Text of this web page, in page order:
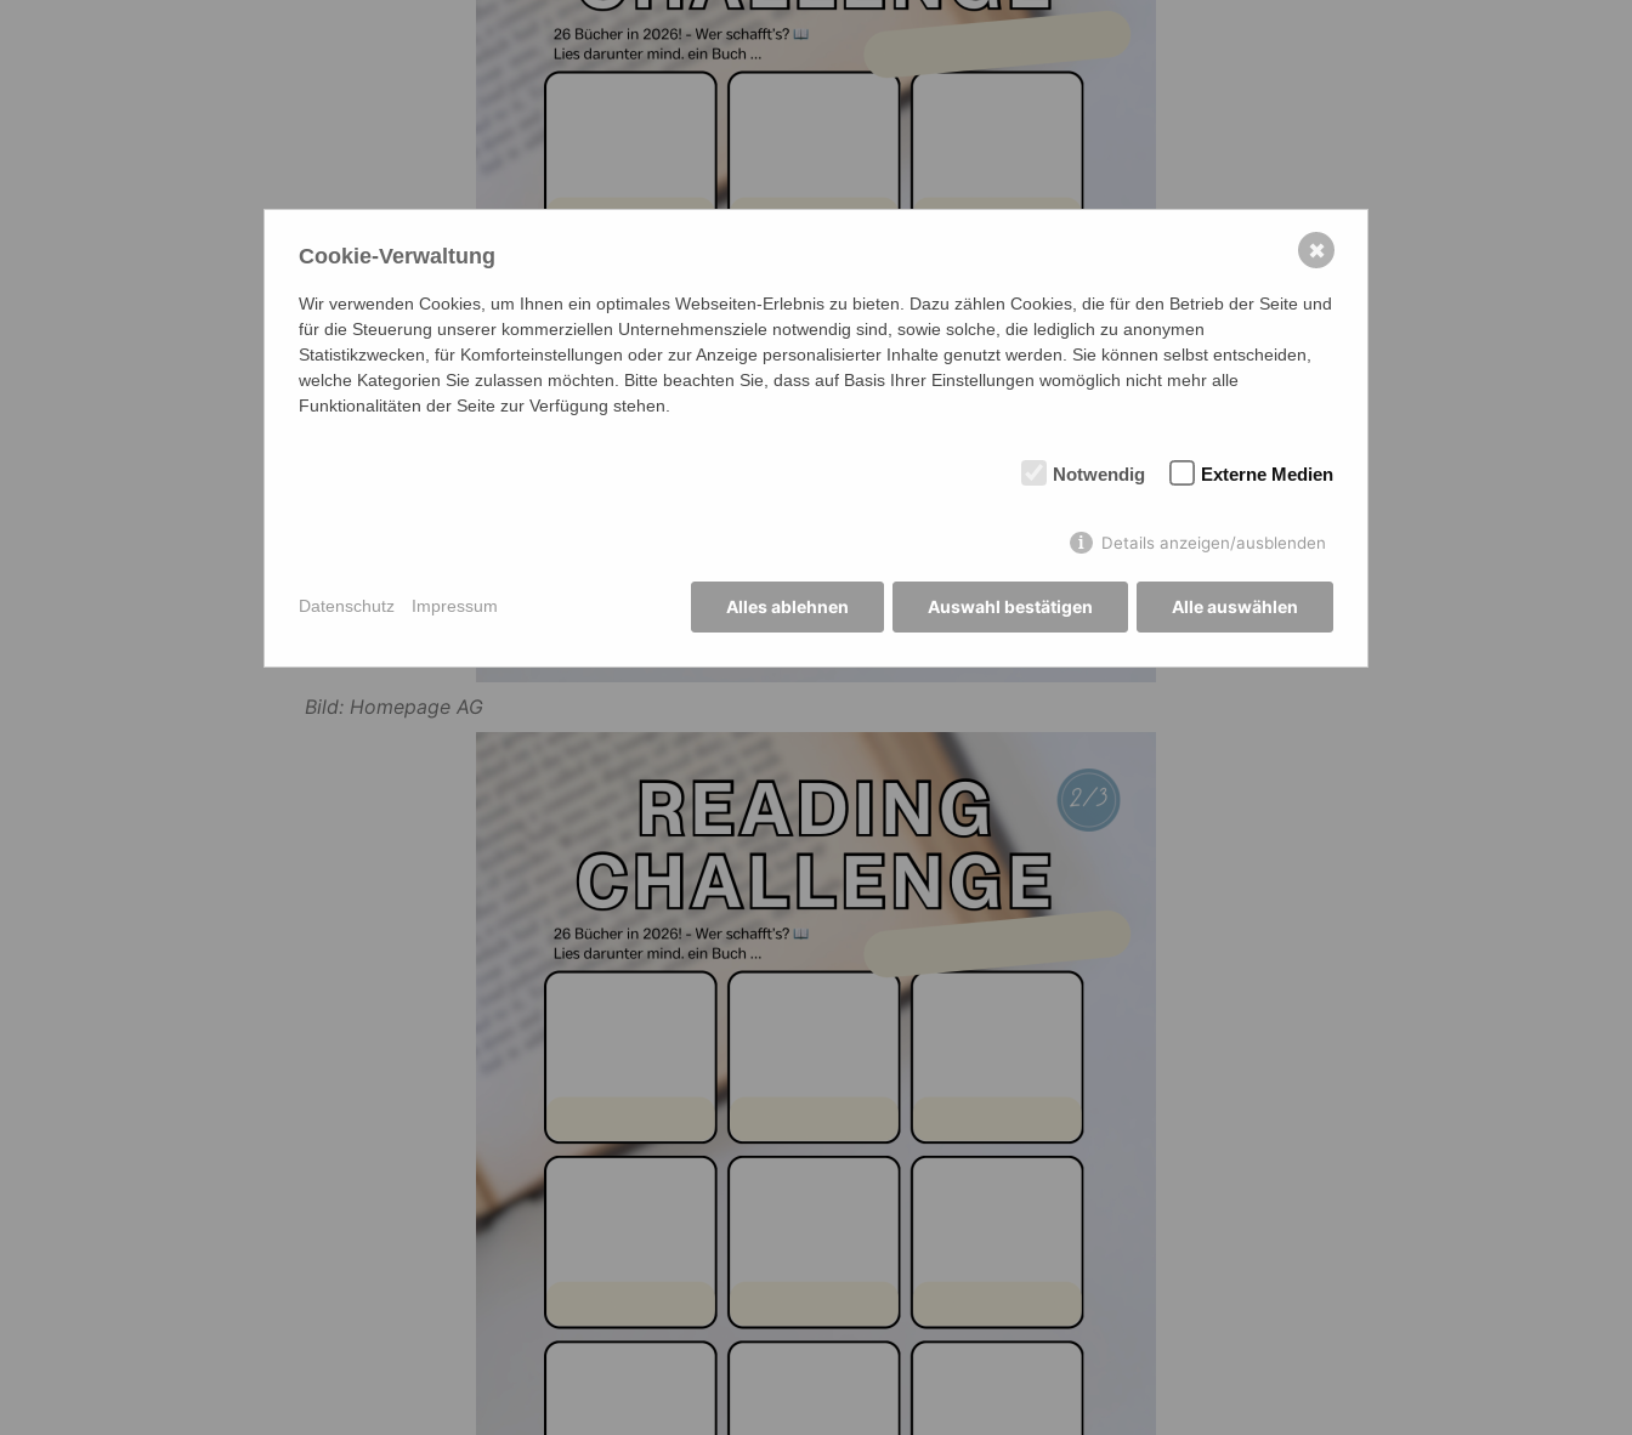
Bild: Homepage AG
Cookie-Verwaltung
Wir verwenden Cookies, um Ihnen ein optimales Webseiten-Erlebnis zu bieten. Dazu zählen Cookies, die für den Betrieb der Seite und
für die Steuerung unserer kommerziellen Unternehmensziele notwendig sind, sowie solche, die lediglich zu anonymen
Statistikzwecken, für Komforteinstellungen oder zur Anzeige personalisierter Inhalte genutzt werden. Sie können selbst entscheiden,
welche Kategorien Sie zulassen möchten. Bitte beachten Sie, dass auf Basis Ihrer Einstellungen womöglich nicht mehr alle
Funktionalitäten der Seite zur Verfügung stehen.
Notwendig Externe Medien
Details anzeigen/ausblenden
Alles ablehnen Auswahl bestätigen Alle auswählen
Datenschutz Impressum
✖